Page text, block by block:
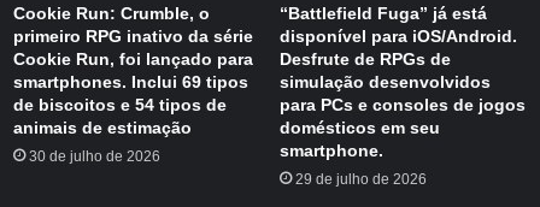
Milkman por 75 títulos. É relativamente caro,
mas é uma aula extremamente boa, por isso
não nos sentimos tão mal em gastar o dinheiro.
O leiteiro vale a pena?
Sim. Definitivamente sim. No estágio atual do
Cookie Run: Crumble, o
primeiro RPG inativo da série
Cookie Run, foi lançado para
smartphones. Inclui 69 tipos
de biscoitos e 54 tipos de
animais de estimação
30 de julho de 2026
“Battlefield Fuga” já está
disponível para iOS/Android.
Desfrute de RPGs de
simulação desenvolvidos
para PCs e consoles de jogos
domésticos em seu
smartphone.
29 de julho de 2026